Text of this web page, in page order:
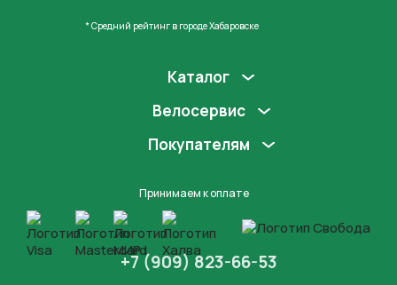
* Средний рейтинг в городе Хабаровске
Каталог
Велосервис
Покупателям
Принимаем к оплате
+7 (909) 823-66-53